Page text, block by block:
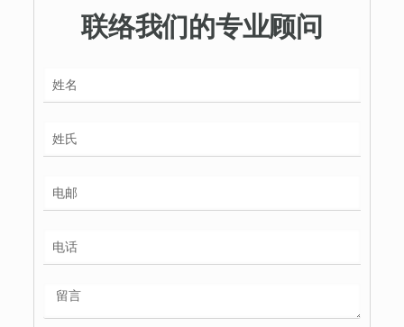
联络我们的专业顾问